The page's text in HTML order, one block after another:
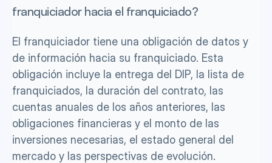
franquiciador hacia el franquiciado?
El franquiciador tiene una obligación de datos y
de información hacia su franquiciado. Esta
obligación incluye la entrega del DIP, la lista de
franquiciados, la duración del contrato, las
cuentas anuales de los años anteriores, las
obligaciones financieras y el monto de las
inversiones necesarias, el estado general del
mercado y las perspectivas de evolución.